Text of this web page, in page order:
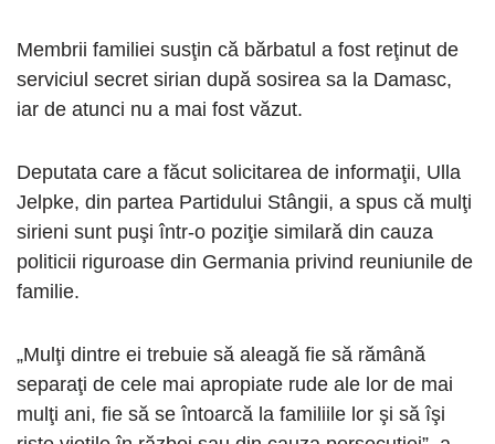
Membrii familiei susţin că bărbatul a fost reţinut de
serviciul secret sirian după sosirea sa la Damasc,
iar de atunci nu a mai fost văzut.
Deputata care a făcut solicitarea de informaţii, Ulla
Jelpke, din partea Partidului Stângii, a spus că mulţi
sirieni sunt puşi într-o poziţie similară din cauza
politicii riguroase din Germania privind reuniunile de
familie.
„Mulţi dintre ei trebuie să aleagă fie să rămână
separaţi de cele mai apropiate rude ale lor de mai
mulţi ani, fie să se întoarcă la familiile lor şi să îşi